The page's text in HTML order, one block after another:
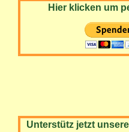
Hier klicken um
Unterstütz jetzt